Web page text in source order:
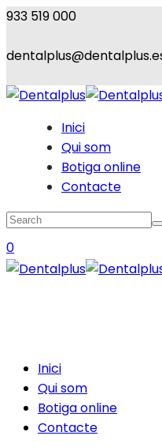
933 519 000
Inici
Qui som
Botiga online
Contacte
0
Inici
Qui som
Botiga online
Contacte